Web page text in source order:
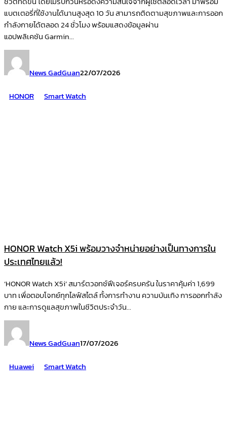
แบตเตอรี่ที่ใช้งานได้นานสูงสุด 10 วัน สามารถติดตามสุขภาพและการออก
กำลังกายได้ตลอด 24 ชั่วโมง พร้อมแสดงข้อมูลผ่าน
แอปพลิเคชัน Garmin...
News GadGuan22/07/2026
HONOR
Smart Watch
HONOR Watch X5i พร้อมวางจำหน่ายอย่างเป็นทางการใน
ประเทศไทยแล้ว!
‘HONOR Watch X5i’ สมาร์ตวอทช์ฟีเจอร์ครบครัน ในราคาคุ้มค่า 1,699
บาท เพื่อตอบโจทย์ทุกไลฟ์สไตล์ ทั้งการทำงาน ความบันเทิง การออกกำลัง
กาย และการดูแลสุขภาพในชีวิตประจำวัน...
News GadGuan17/07/2026
Huawei
Smart Watch